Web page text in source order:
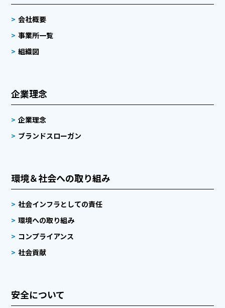
会社概要
事業所一覧
組織図
企業理念
企業理念
ブランドスローガン
環境＆社会への取り組み
社会インフラとしての責任
環境への取り組み
コンプライアンス
社会貢献
安全について